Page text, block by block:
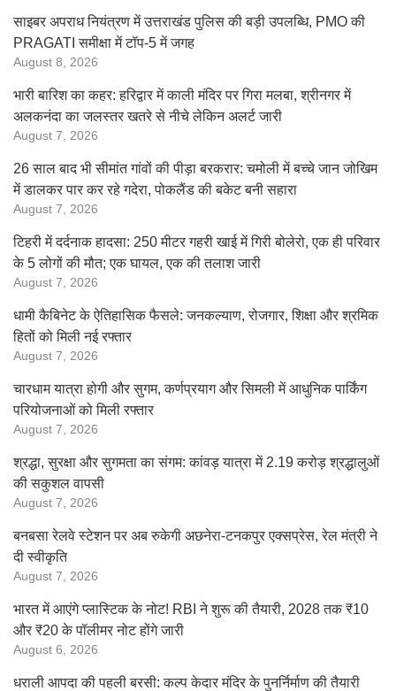
साइबर अपराध नियंत्रण में उत्तराखंड पुलिस की बड़ी उपलब्धि, PMO की
PRAGATI समीक्षा में टॉप-5 में जगह
August 8, 2026
भारी बारिश का कहर: हरिद्वार में काली मंदिर पर गिरा मलबा, श्रीनगर में
अलकनंदा का जलस्तर खतरे से नीचे लेकिन अलर्ट जारी
August 7, 2026
26 साल बाद भी सीमांत गांवों की पीड़ा बरकरार: चमोली में बच्चे जान जोखिम
में डालकर पार कर रहे गदेरा, पोकलैंड की बकेट बनी सहारा
August 7, 2026
टिहरी में दर्दनाक हादसा: 250 मीटर गहरी खाई में गिरी बोलेरो, एक ही परिवार
के 5 लोगों की मौत; एक घायल, एक की तलाश जारी
August 7, 2026
धामी कैबिनेट के ऐतिहासिक फैसले: जनकल्याण, रोजगार, शिक्षा और श्रमिक
हितों को मिली नई रफ्तार
August 7, 2026
चारधाम यात्रा होगी और सुगम, कर्णप्रयाग और सिमली में आधुनिक पार्किंग
परियोजनाओं को मिली रफ्तार
August 7, 2026
श्रद्धा, सुरक्षा और सुगमता का संगम: कांवड़ यात्रा में 2.19 करोड़ श्रद्धालुओं
की सकुशल वापसी
August 7, 2026
बनबसा रेलवे स्टेशन पर अब रुकेगी अछनेरा-टनकपुर एक्सप्रेस, रेल मंत्री ने
दी स्वीकृति
August 7, 2026
भारत में आएंगे प्लास्टिक के नोट! RBI ने शुरू की तैयारी, 2028 तक ₹10
और ₹20 के पॉलीमर नोट होंगे जारी
August 6, 2026
धराली आपदा की पहली बरसी: कल्प केदार मंदिर के पुनर्निर्माण की तैयारी